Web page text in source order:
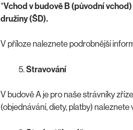
*Vchod v budově B (původní
družiny (ŠD).
V příloze naleznete podrobnější
Stravování
V budově A je pro naše strávníky
(objednávání, diety, platby)